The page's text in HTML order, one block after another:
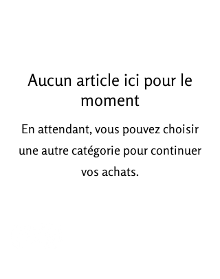
Aucun article ici pour le
moment
En attendant, vous pouvez choisir
une autre catégorie pour continuer
vos achats.